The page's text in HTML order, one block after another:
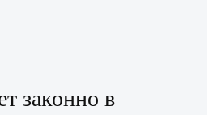
законно в